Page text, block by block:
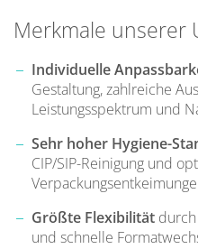
Merkmale unserer
Individuelle
Gestaltung, zahlreiche
Leistungsspektrum und
Sehr hoher Hygiene-
CIP/SIP-Reinigung und
Größte Flexibilität
und schnelle